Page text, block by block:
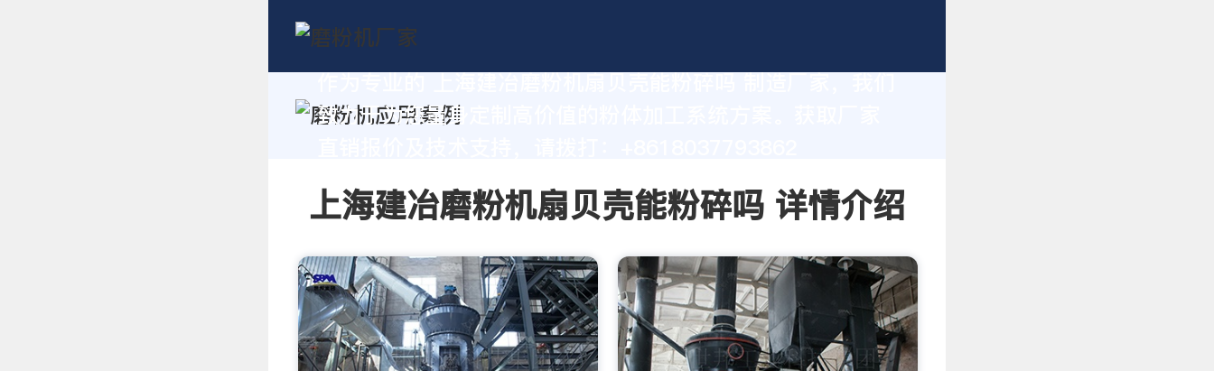
致力于为您量身定制高价值的粉体加工系统方案。获取厂家
上海建冶磨粉机扇贝壳能粉碎吗 详情介绍